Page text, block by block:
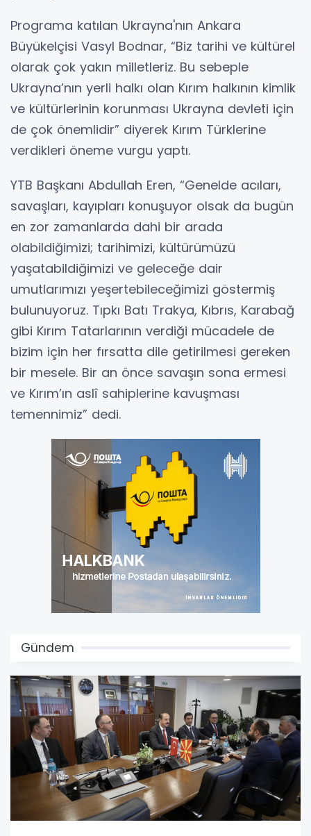
Programa katılan Ukrayna'nın Ankara
Büyükelçisi Vasyl Bodnar, “Biz tarihi ve kültürel
olarak çok yakın milletleriz. Bu sebeple
Ukrayna’nın yerli halkı olan Kırım halkının kimlik
ve kültürlerinin korunması Ukrayna devleti için
de çok önemlidir” diyerek Kırım Türklerine
verdikleri öneme vurgu yaptı.
YTB Başkanı Abdullah Eren, “Genelde acıları,
savaşları, kayıpları konuşuyor olsak da bugün
en zor zamanlarda dahi bir arada
olabildiğimizi; tarihimizi, kültürümüzü
yaşatabildiğimizi ve geleceğe dair
umutlarımızı yeşertebileceğimizi göstermiş
bulunuyoruz. Tıpkı Batı Trakya, Kıbrıs, Karabağ
gibi Kırım Tatarlarının verdiği mücadele de
bizim için her fırsatta dile getirilmesi gereken
bir mesele. Bir an önce savaşın sona ermesi
ve Kırım’ın aslî sahiplerine kavuşması
temennimiz” dedi.
Gündem